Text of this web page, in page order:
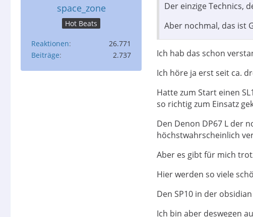
space_zone
Hot Beats
Reaktionen
26.771
Beiträge
2.737
Der einzige Technics,
Aber nochmal, das ist
Ich hab das schon
Ich höre ja erst seit ca.
Hatte zum Start einen
so richtig zum Einsatz
Den Denon DP67 L der
höchstwahrscheinlich
Aber es gibt für mich
Hier werden so viele
Den SP10 in der
Ich bin aber deswegen